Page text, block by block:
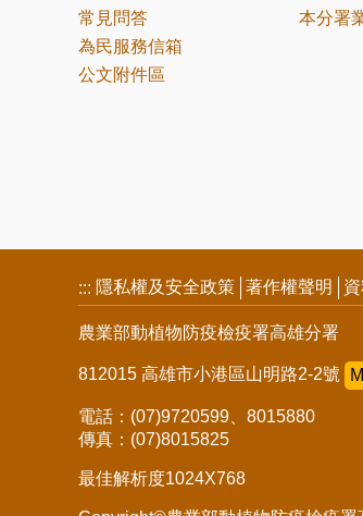
常見問答
為民服務信箱
公文附件區
本分署
::: 隱私權及安全政策 著作權聲明
農業部動植物防疫檢疫署高雄分署
812015 高雄市小港區山明路2-2號
電話：(07)9720599、8015880
傳真：(07)8015825
最佳解析度1024X768